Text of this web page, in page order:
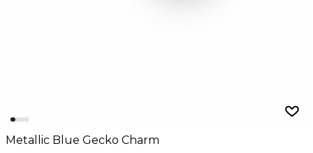
Metallic Blue Gecko Charm